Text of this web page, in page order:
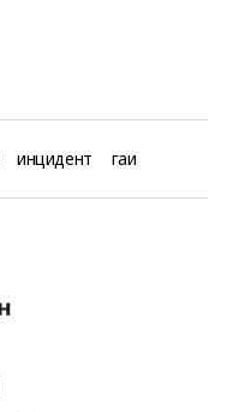
инцидент гаи